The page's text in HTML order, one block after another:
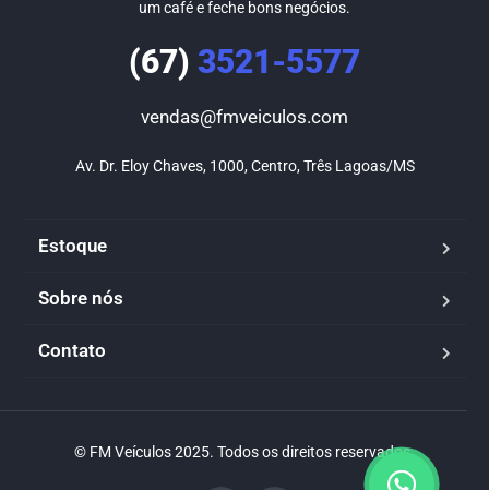
um café e feche bons negócios.
(67) 3521-5577
vendas@fmveiculos.com
Av. Dr. Eloy Chaves, 1000, Centro, Três Lagoas/MS
Estoque
Sobre nós
Contato
© FM Veículos 2025. Todos os direitos reservados.